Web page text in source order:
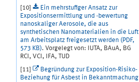
[10]
Ein mehrstufiger Ansatz zur
Expositionsermittlung und -bewertung
nanoskaliger Aerosole, die aus
synthetischen Nanomaterialien in die Luft
am Arbeitsplatz freigesetzt werden (PDF,
573 KB). Vorgelegt von: IUTA, BAuA, BG
RCI, VCI, IFA, TUD
[11]
Begründung zur Exposition-Risiko-
Beziehung für Asbest in Bekanntmachung